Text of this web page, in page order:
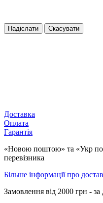
Надіслати Скасувати
Доставка
Оплата
Гарантія
«Новою поштою» та «Укр
перевізника
Більше інформації про
Замовлення від 2000 грн -